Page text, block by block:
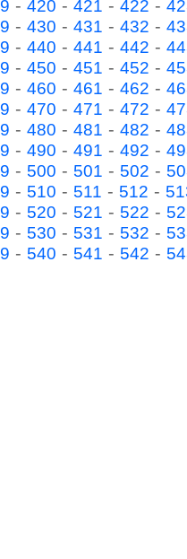
- 420 - 421 - 422 -
- 430 - 431 - 432 -
- 440 - 441 - 442 -
- 450 - 451 - 452 -
- 460 - 461 - 462 -
- 470 - 471 - 472 -
- 480 - 481 - 482 -
- 490 - 491 - 492 -
- 500 - 501 - 502 -
- 510 - 511 - 512 -
- 520 - 521 - 522 -
- 530 - 531 - 532 -
- 540 - 541 - 542 -